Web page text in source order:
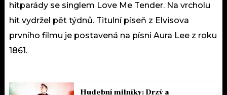
hitparády se singlem Love Me Tender. Na vrcholu
hit vydržel pět týdnů. Titulní píseň z Elvisova
prvního filmu je postavená na písni Aura Lee z roku
1861.
Hudební milníky: Drzý a